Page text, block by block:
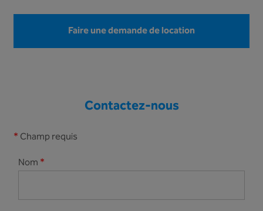
Faire une demande de location
Contactez-nous
* Champ requis
Nom *